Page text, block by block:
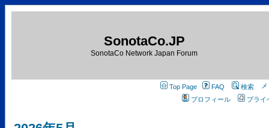
SonotaCo.JP
SonotaCo Network Japan Forum
Top Page FAQ
検索
プロフィール
プライ